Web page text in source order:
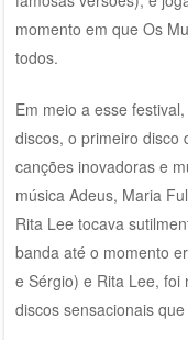
momento em que Os
todos.
Em meio a esse
discos, o primeiro disco
canções inovadoras e
música Adeus, Maria
Rita Lee tocava
banda até o momento
e Sérgio) e Rita Lee, foi
discos sensacionais